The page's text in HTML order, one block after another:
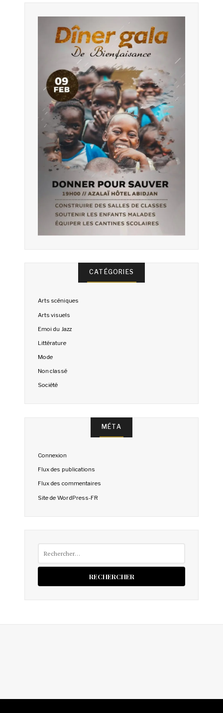
CATÉGORIES
Arts scéniques
Arts visuels
Emoi du Jazz
Littérature
Mode
Non classé
Société
MÉTA
Connexion
Flux des publications
Flux des commentaires
Site de WordPress-FR